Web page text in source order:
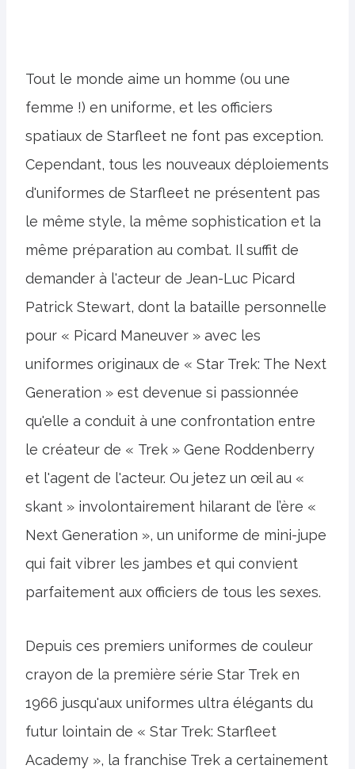
Tout le monde aime un homme (ou une
femme !) en uniforme, et les officiers
spatiaux de Starfleet ne font pas exception.
Cependant, tous les nouveaux déploiements
d'uniformes de Starfleet ne présentent pas
le même style, la même sophistication et la
même préparation au combat. Il suffit de
demander à l'acteur de Jean-Luc Picard
Patrick Stewart, dont la bataille personnelle
pour « Picard Maneuver » avec les
uniformes originaux de « Star Trek: The Next
Generation » est devenue si passionnée
qu'elle a conduit à une confrontation entre
le créateur de « Trek » Gene Roddenberry
et l'agent de l'acteur. Ou jetez un œil au «
skant » involontairement hilarant de l’ère «
Next Generation », un uniforme de mini-jupe
qui fait vibrer les jambes et qui convient
parfaitement aux officiers de tous les sexes.
Depuis ces premiers uniformes de couleur
crayon de la première série Star Trek en
1966 jusqu'aux uniformes ultra élégants du
futur lointain de « Star Trek: Starfleet
Academy », la franchise Trek a certainement